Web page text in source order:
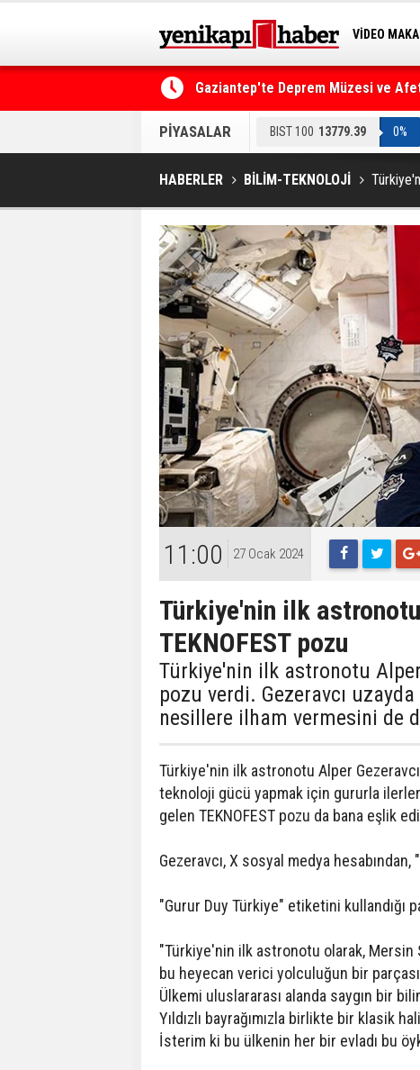
VİDEO
Gaziantep'te Deprem Müzesi ve
PİYASALAR BIST 100 13779.39 0%
HABERLER BİLİM-TEKNOLOJİ
11:00 27 Ocak 2024
Türkiye'nin ilk
TEKNOFEST pozu
Türkiye'nin ilk astronotu Alper
pozu verdi. Gezeravcı
nesillere ilham vermesini de
Türkiye'nin ilk astronotu Alper
teknoloji gücü yapmak için gururla
gelen TEKNOFEST pozu da bana eşlik
Gezeravcı, X sosyal medya hesabından,
"Gurur Duy Türkiye" etiketini kullandığı
"Türkiye'nin ilk astronotu olarak, Mersin
bu heyecan verici yolculuğun bir
Ülkemi uluslararası alanda saygın bir
Yıldızlı bayrağımızla birlikte bir klasik
İsterim ki bu ülkenin her bir evladı bu